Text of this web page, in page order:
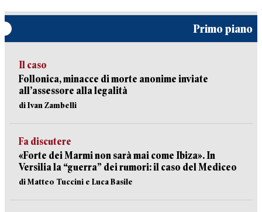
Primo piano
Il caso
Follonica, minacce di morte anonime inviate
all’assessore alla legalità
di Ivan Zambelli
Fa discutere
«Forte dei Marmi non sarà mai come Ibiza». In
Versilia la “guerra” dei rumori: il caso del Mediceo
di Matteo Tuccini e Luca Basile